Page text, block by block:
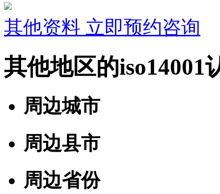
其他资料 立即预约咨询
其他地区的iso14001
周边城市
周边县市
周边省份